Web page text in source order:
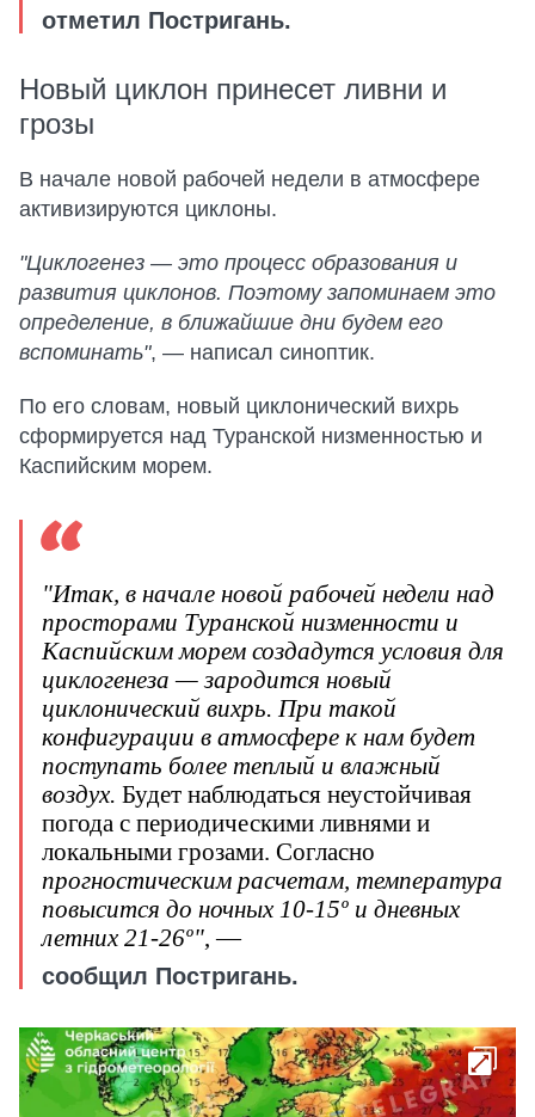
отметил Постригань.
Новый циклон принесет ливни и
грозы
В начале новой рабочей недели в атмосфере
активизируются циклоны.
"Циклогенез — это процесс образования и
развития циклонов. Поэтому запоминаем это
определение, в ближайшие дни будем его
вспоминать", — написал синоптик.
По его словам, новый циклонический вихрь
сформируется над Туранской низменностью и
Каспийским морем.
"Итак, в начале новой рабочей недели над
просторами Туранской низменности и
Каспийским морем создадутся условия для
циклогенеза — зародится новый
циклонический вихрь. При такой
конфигурации в атмосфере к нам будет
поступать более теплый и влажный
воздух. Будет наблюдаться неустойчивая
погода с периодическими ливнями и
локальными грозами. Согласно
прогностическим расчетам, температура
повысится до ночных 10-15º и дневных
летних 21-26º", —
сообщил Постригань.